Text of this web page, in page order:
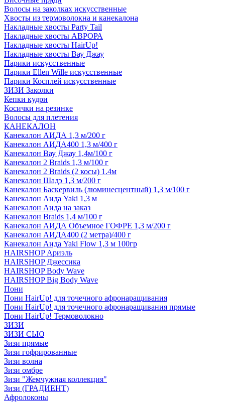
Волосы на заколках искусственные
Хвосты из термоволокна и канекалона
Накладные хвосты Party Tail
Накладные хвосты АВРОРА
Накладные хвосты HairUp!
Накладные хвосты Вау Джау
Парики искусственные
Парики Ellen Wille искусственные
Парики Косплей искусственные
ЗИЗИ Заколки
Кепки кудри
Косички на резинке
Волосы для плетения
КАНЕКАЛОН
Канекалон АИДА 1,3 м/200 г
Канекалон АИДА400 1,3 м/400 г
Канекалон Вау Джау 1,4м/100 г
Канекалон 2 Braids 1,3 м/100 г
Канекалон 2 Braids (2 косы) 1.4м
Канекалон Шадэ 1,3 м/200 г
Канекалон Баскервиль (люминесцентный) 1,3 м/100 г
Канекалон Аида Yaki 1,3 м
Канекалон Аида на заказ
Канекалон Braids 1,4 м/100 г
Канекалон АИДА Объемное ГОФРЕ 1,3 м/200 г
Канекалон АИДА400 (2 метра)/400 г
Канекалон Аида Yaki Flow 1,3 м 100гр
HAIRSHOP Ариэль
HAIRSHOP Джессика
HAIRSHOP Body Wave
HAIRSHOP Big Body Wave
Пони
Пони HairUp! для точечного афронаращивания
Пони HairUp! для точечного афронаращивания прямые
Пони HairUp! Термоволокно
ЗИЗИ
ЗИЗИ СЬЮ
Зизи прямые
Зизи гофрированные
Зизи волна
Зизи омбре
Зизи "Жемчужная коллекция"
Зизи (ГРАДИЕНТ)
Афролоконы